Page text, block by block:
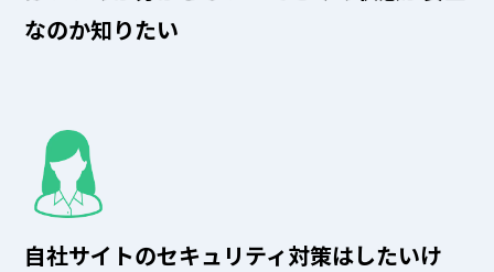
なのか知りたい
自社サイトのセキュリティ対策はしたいけ